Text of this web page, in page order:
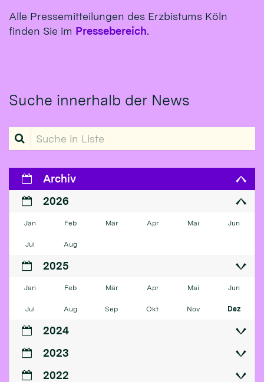
Alle Pressemitteilungen des Erzbistums Köln
finden Sie im Pressebereich.
Suche innerhalb der News
Suche in Liste
Archiv
2026
Jan Feb Mär Apr Mai Jun
Jul Aug
2025
Jan Feb Mär Apr Mai Jun
Jul Aug Sep Okt Nov Dez
2024
2023
2022